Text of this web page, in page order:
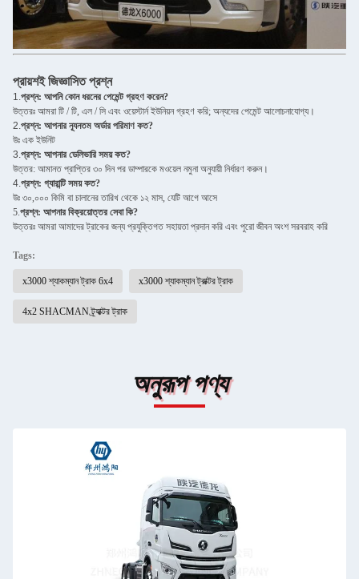
প্রায়শই জিজ্ঞাসিত প্রশ্ন
1.প্রশ্ন: আপনি কোন ধরনের পেমেন্ট গ্রহণ করেন?
উত্তরঃ আমরা টি / টি, এল / সি এবং ওয়েস্টার্ন ইউনিয়ন গ্রহণ করি; অন্যদের পেমেন্ট আলোচনাযোগ্য।
2.প্রশ্ন: আপনার ন্যূনতম অর্ডার পরিমাণ কত?
উঃ এক ইউনিট
3.প্রশ্ন: আপনার ডেলিভারি সময় কত?
উত্তর: আমানত প্রাপ্তির ৩০ দিন পর ডাম্পারকে মওয়েল নমুনা অনুযায়ী নির্ধারণ করুন।
4.প্রশ্ন: গ্যারান্টি সময় কত?
উঃ ৩০,০০০ কিমি বা চালানের তারিখ থেকে ১২ মাস, যেটি আগে আসে
5.প্রশ্ন: আপনার বিক্রয়োত্তর সেবা কি?
উত্তরঃ আমরা আমাদের ট্রাকের জন্য প্রযুক্তিগত সহায়তা প্রদান করি এবং পুরো জীবন অংশ সরবরাহ করি
Tags:
x3000 শ্যাকম্যান ট্রাক 6x4 x3000 শ্যাকম্যান ট্রাক্টর ট্রাক
4x2 SHACMAN ট্র্যাক্টর ট্রাক
অনুরূপ পণ্য